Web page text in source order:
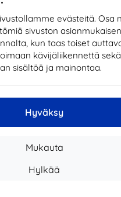
evästeitä. Osa
sivuston asianmukaisen
kun taas toiset
kävijäliikennettä sekä
sisältöä ja mainontaa.
Hyväksy
Mukauta
Hylkää
12,90
11,61 €
Varastossa